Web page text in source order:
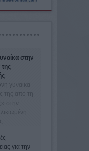
στην
γυναίκα
της από τη
στην
για την